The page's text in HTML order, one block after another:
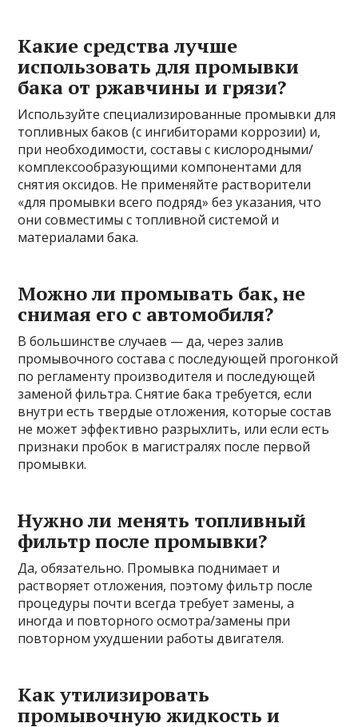
Какие средства лучше
использовать для промывки
бака от ржавчины и грязи?
Используйте специализированные промывки для
топливных баков (с ингибиторами коррозии) и,
при необходимости, составы с кислородными/
комплексообразующими компонентами для
снятия оксидов. Не применяйте растворители
«для промывки всего подряд» без указания, что
они совместимы с топливной системой и
материалами бака.
Можно ли промывать бак, не
снимая его с автомобиля?
В большинстве случаев — да, через залив
промывочного состава с последующей прогонкой
по регламенту производителя и последующей
заменой фильтра. Снятие бака требуется, если
внутри есть твердые отложения, которые состав
не может эффективно разрыхлить, или если есть
признаки пробок в магистралях после первой
промывки.
Нужно ли менять топливный
фильтр после промывки?
Да, обязательно. Промывка поднимает и
растворяет отложения, поэтому фильтр после
процедуры почти всегда требует замены, а
иногда и повторного осмотра/замены при
повторном ухудшении работы двигателя.
Как утилизировать
промывочную жидкость и